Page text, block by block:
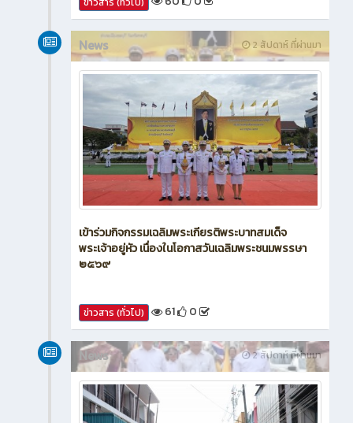
2 สัปดาห์ ที่ผ่านมา
News
เข้าร่วมกิจกรรมเฉลิมพระเกียรติพระบาทสมเด็จ
พระเจ้าอยู่หัว เนื่องในโอกาสวันเฉลิมพระชนมพรรษา
๒๕๖๙
ข่าวสาร (ทั่วไป) 61 0
2 สัปดาห์ ที่ผ่านมา
News